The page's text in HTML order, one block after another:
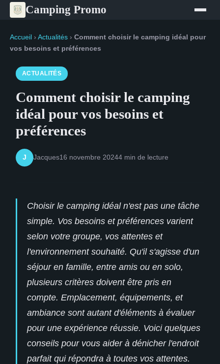
Camping Promo
Accueil › Actualités › Comment choisir le camping idéal pour
vos besoins et préférences
ACTUALITÉS
Comment choisir le camping
idéal pour vos besoins et
préférences
J Jacques16 novembre 20244 min de lecture
Choisir le camping idéal n'est pas une tâche
simple. Vos besoins et préférences varient
selon votre groupe, vos attentes et
l'environnement souhaité. Qu'il s'agisse d'un
séjour en famille, entre amis ou en solo,
plusieurs critères doivent être pris en
compte. Emplacement, équipements, et
ambiance sont autant d'éléments à évaluer
pour une expérience réussie. Voici quelques
conseils pour vous aider à dénicher l'endroit
parfait qui répondra à toutes vos attentes.